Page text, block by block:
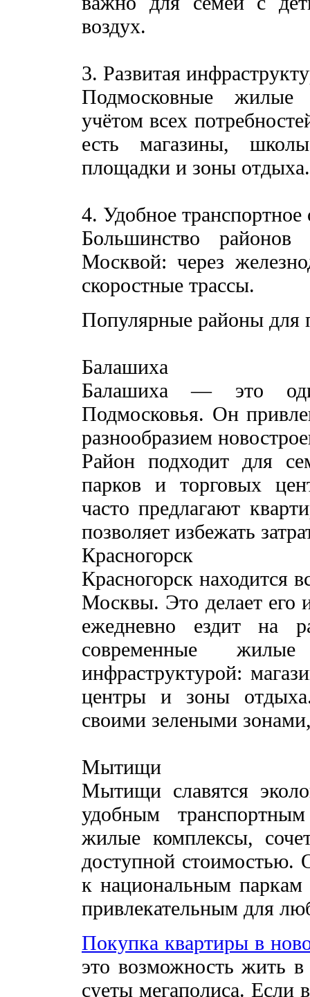
воздух.
3. Развитая
Подмосковные жилые
учётом всех
есть магазины,
площадки и зоны отдыха.
4. Удобное
Большинство
Москвой: через
скоростные трассы.
Популярные районы для
Балашиха
Балашиха — это
Подмосковья. Он
разнообразием
Район подходит для
парков и торговых
часто предлагают
позволяет избежать
Красногорск
Красногорск находится
Москвы. Это делает его
ежедневно ездит на
современные
инфраструктурой:
центры и зоны
своими зелеными
Мытищи
Мытищи славятся
удобным
жилые комплексы,
доступной стоимостью.
к национальным паркам
привлекательным для
Покупка квартиры в
это возможность жить
суеты мегаполиса. Если